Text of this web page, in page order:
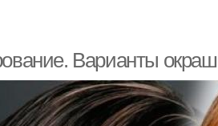
Варианты